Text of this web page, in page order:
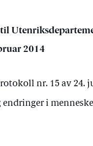
2014
nr. 15 av 24.
i